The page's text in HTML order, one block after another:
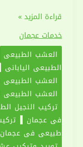
توريد
وتركيب
عشب
طبيعي
عجمان
قراءة المزيد »
خدمات عجمان
العشب الطبيعي
الطبيعي الياباني
العشب
العشب الطبيعي
تركيب النجيل
فى عجمان
طبيعي في عجمان